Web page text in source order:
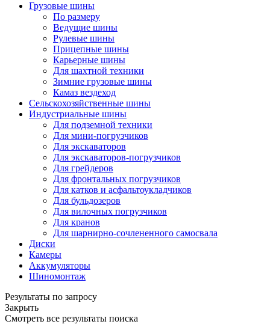
Грузовые шины
По размеру
Ведущие шины
Рулевые шины
Прицепные шины
Карьерные шины
Для шахтной техники
Зимние грузовые шины
Камаз вездеход
Сельскохозяйственные шины
Индустриальные шины
Для подземной техники
Для мини-погрузчиков
Для экскаваторов
Для экскаваторов-погрузчиков
Для грейдеров
Для фронтальных погрузчиков
Для катков и асфальтоукладчиков
Для бульдозеров
Для вилочных погрузчиков
Для кранов
Для шарнирно-сочлененного самосвала
Диски
Камеры
Аккумуляторы
Шиномонтаж
Результаты по запросу
Закрыть
Смотреть все результаты поиска